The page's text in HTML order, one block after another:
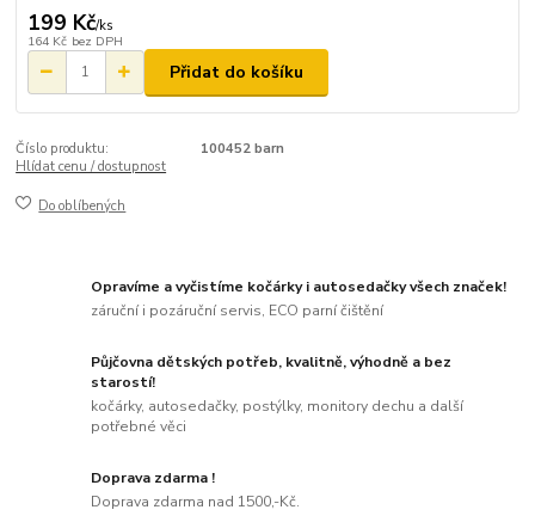
199 Kč/ks
164 Kč bez DPH
Přidat do košíku
Číslo produktu:
100452 barn
Hlídat cenu / dostupnost
Do oblíbených
Opravíme a vyčistíme kočárky i autosedačky všech značek!
záruční i pozáruční servis, ECO parní čištění
Půjčovna dětských potřeb, kvalitně, výhodně a bez
starostí!
kočárky, autosedačky, postýlky, monitory dechu a další
potřebné věci
Doprava zdarma !
Doprava zdarma nad 1500,-Kč.